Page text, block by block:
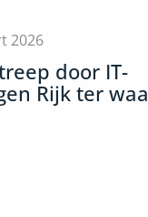
2026
door IT-
Rijk ter